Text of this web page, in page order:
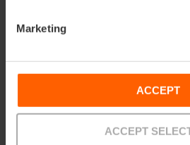
Marketing
ACCEPT
ACCEPT
Kontakt
Offizielle Website der Pfarrei